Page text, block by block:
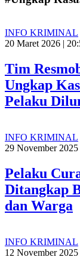
INFO KRIMINAL
20 Maret 2026 |
Tim
Ungkap
Pelaku
INFO KRIMINAL
29 November
Pelaku
Ditangkap
dan Warga
INFO KRIMINAL
12 November